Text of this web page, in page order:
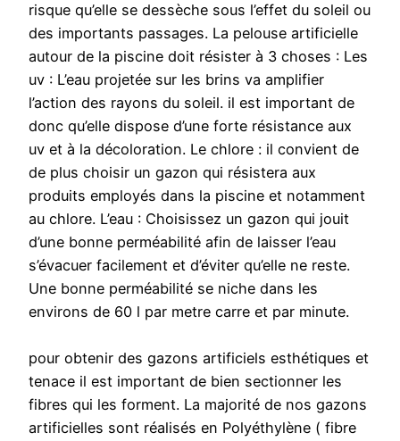
risque qu’elle se dessèche sous l’effet du soleil ou
des importants passages. La pelouse artificielle
autour de la piscine doit résister à 3 choses : Les
uv : L’eau projetée sur les brins va amplifier
l’action des rayons du soleil. il est important de
donc qu’elle dispose d’une forte résistance aux
uv et à la décoloration. Le chlore : il convient de
de plus choisir un gazon qui résistera aux
produits employés dans la piscine et notamment
au chlore. L’eau : Choisissez un gazon qui jouit
d’une bonne perméabilité afin de laisser l’eau
s’évacuer facilement et d’éviter qu’elle ne reste.
Une bonne perméabilité se niche dans les
environs de 60 l par metre carre et par minute.
pour obtenir des gazons artificiels esthétiques et
tenace il est important de bien sectionner les
fibres qui les forment. La majorité de nos gazons
artificielles sont réalisés en Polyéthylène ( fibre